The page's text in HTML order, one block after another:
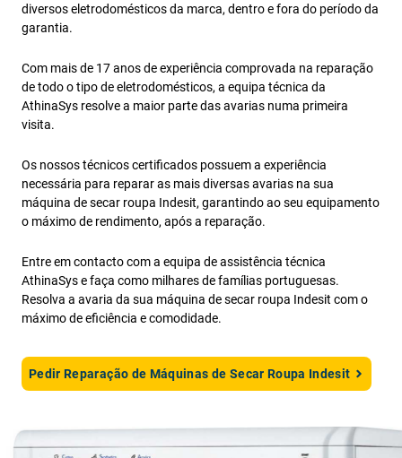
diversos eletrodomésticos da marca, dentro e fora do período da
garantia.
Com mais de 17 anos de experiência comprovada na reparação
de todo o tipo de eletrodomésticos, a equipa técnica da
AthinaSys resolve a maior parte das avarias numa primeira
visita.
Os nossos técnicos certificados possuem a experiência
necessária para reparar as mais diversas avarias na sua
máquina de secar roupa Indesit, garantindo ao seu equipamento
o máximo de rendimento, após a reparação.
Entre em contacto com a equipa de assistência técnica
AthinaSys e faça como milhares de famílias portuguesas.
Resolva a avaria da sua máquina de secar roupa Indesit com o
máximo de eficiência e comodidade.
Pedir Reparação de Máquinas de Secar Roupa Indesit